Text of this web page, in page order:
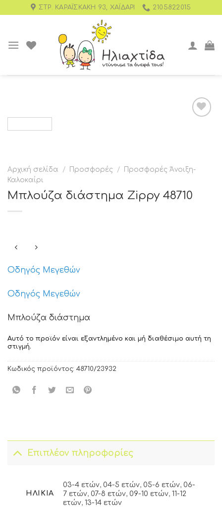
ΣΤΡ. ΚΑΡΑΪΣΚΆΚΗ 93, ΧΑΪΔΆΡΙ 2105822015
Αρχική σελίδα / Προσφορές /
Προσφορές Άνοιξη-
Καλοκαίρι
Μπλούζα διάστημα Zippy 48710
Οδηγός Μεγεθών
Οδηγός Μεγεθών
Μπλούζα διάστημα
Αυτό το προϊόν είναι εξαντλημένο και μή διαθέσιμο αυτή τη
στιγμή.
Κωδικός προϊόντος: 48710/23932
Επιπλέον πληροφορίες
ΗΛΙΚΊΑ
03-4 ετών, 04-5 ετών, 05-6 ετών, 06-
7 ετών, 07-8 ετών, 09-10 ετών, 11-12
ετών, 13-14 ετών